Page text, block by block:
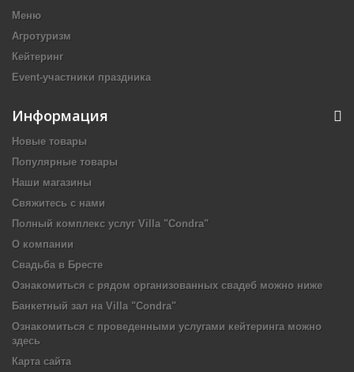
Меню
Агротуризм
Кейтеринг
Event-участники праздника
Информация
Новые товары
Популярные товары
Наши магазины
Свяжитесь с нами
Полный комплекс услуг Villa "Condra"
О компании
Свадьба в Бресте
Ознакомиться с рядом организованных свадеб можно ниже
Банкетный зал на Villa "Condra"
Ознакомиться с проведенными услугами кейтеринга можно
здесь
Карта сайта